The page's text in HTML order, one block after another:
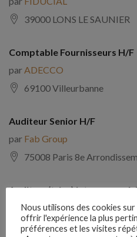
39000 LONS LE SAUNIER
Comptable Fournisseurs H/F
par ADECCO
69100 Villeurbanne
Auditeur Senior H/F
par Fab Group
75008 Paris 8e
Auditeur(trice) interne
parComptabilite Emploi
39130 Châtillon
Nous utilisons des cookies
offrir l'expérience la plus
préférences et les visites